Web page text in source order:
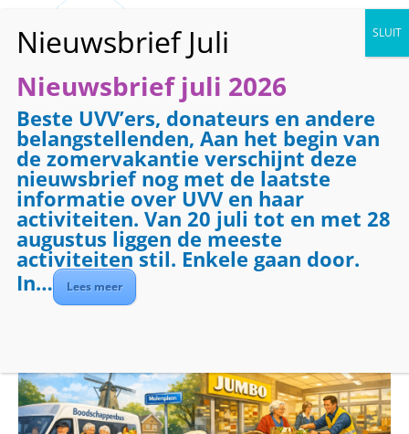
« Alle Evenementen
Dit evenement is voorbij.
Evenementenreeks:Boodschappenbus
Boodschappenbus
ochtend
Nieuwsbrief juli 2026
Beste UVV’ers, donateurs en andere
belangstellenden, Aan het begin van
de zomervakantie verschijnt deze
nieuwsbrief nog met de laatste
informatie over UVV en haar
activiteiten. Van 20 juli tot en met 28
augustus liggen de meeste
activiteiten stil. Enkele gaan door.
In…
Lees meer